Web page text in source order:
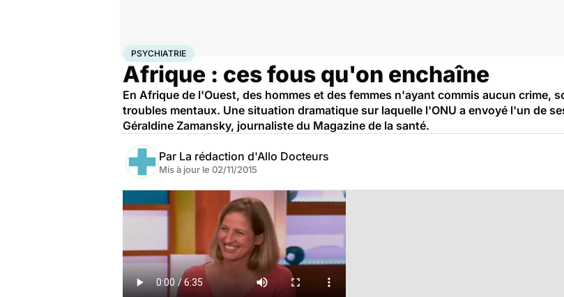
AccueilBien-être Psycho
PSYCHIATRIE
Afrique : ces fous qu'on enchaîne
En Afrique de l'Ouest, des hommes et des femmes n'ayant commis aucun crime,
troubles mentaux. Une situation dramatique sur laquelle l'ONU a envoyé l'un de
Géraldine Zamansky, journaliste du Magazine de la santé.
Par La rédaction d'Allo Docteurs
Mis à jour le 02/11/2015